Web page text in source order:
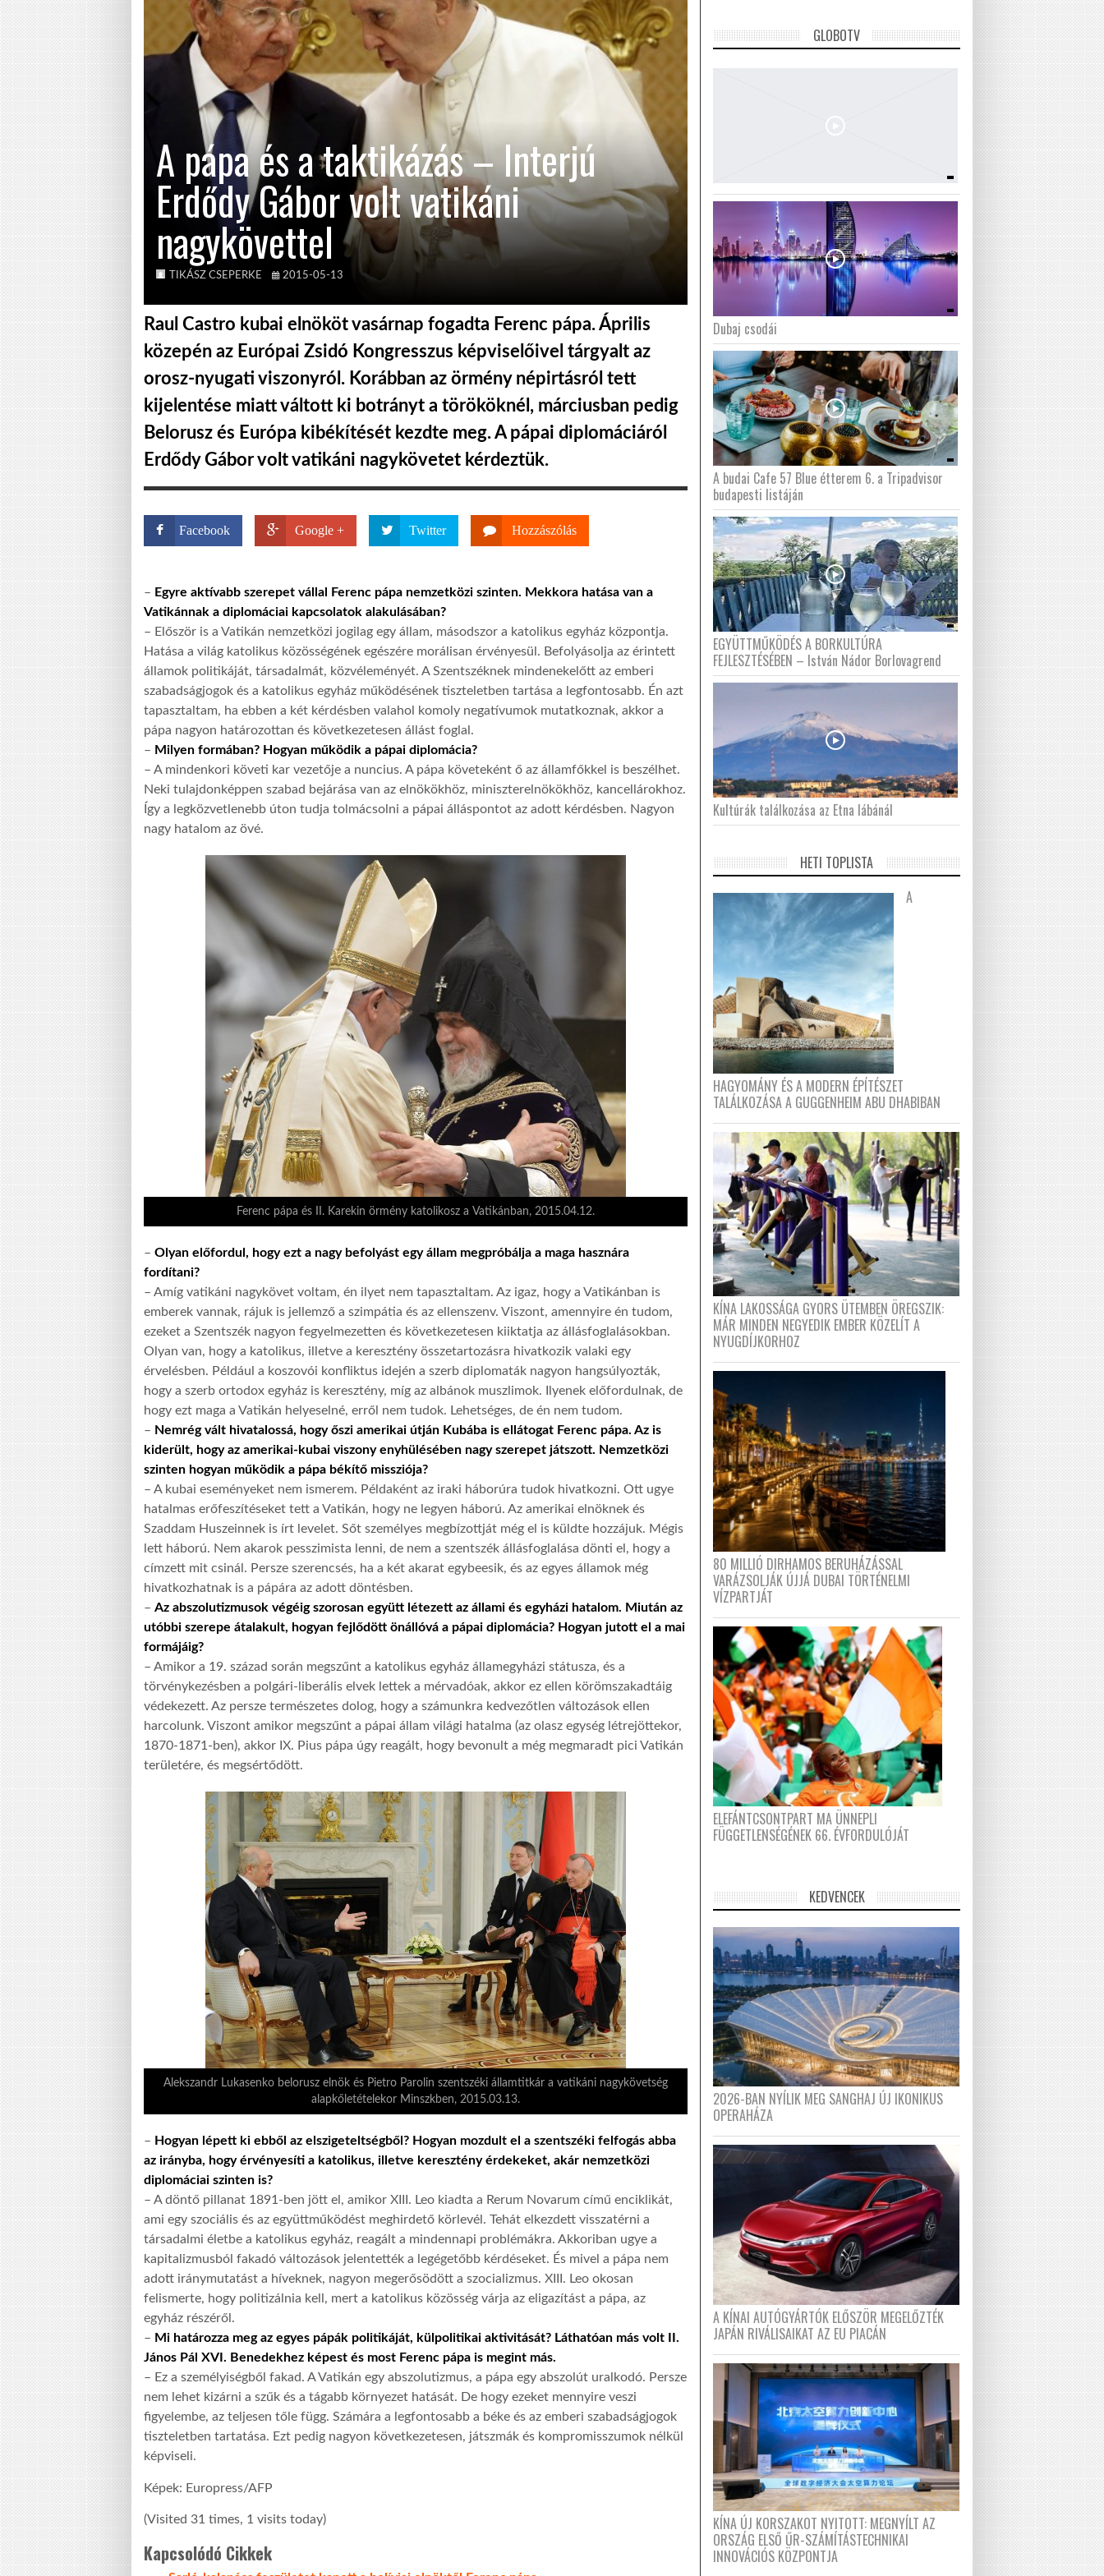
A pápa és a taktikázás – Interjú
Erdődy Gábor volt vatikáni
nagykövettel
TIKÁSZ CSEPERKE 2015-05-13
Raul Castro kubai elnököt vasárnap fogadta Ferenc pápa. Április
közepén az Európai Zsidó Kongresszus képviselőivel tárgyalt az
orosz-nyugati viszonyról. Korábban az örmény népirtásról tett
kijelentése miatt váltott ki botrányt a törököknél, márciusban pedig
Belorusz és Európa kibékítését kezdte meg. A pápai diplomáciáról
Erdődy Gábor volt vatikáni nagykövetet kérdeztük.
Facebook Google + Twitter Hozzászólás
– Egyre aktívabb szerepet vállal Ferenc pápa nemzetközi szinten. Mekkora hatása van a
Vatikánnak a diplomáciai kapcsolatok alakulásában?
– Először is a Vatikán nemzetközi jogilag egy állam, másodszor a katolikus egyház központja.
Hatása a világ katolikus közösségének egészére morálisan érvényesül. Befolyásolja az érintett
államok politikáját, társadalmát, közvéleményét. A Szentszéknek mindenekelőtt az emberi
szabadságjogok és a katolikus egyház működésének tiszteletben tartása a legfontosabb. Én azt
tapasztaltam, ha ebben a két kérdésben valahol komoly negatívumok mutatkoznak, akkor a
pápa nagyon határozottan és következetesen állást foglal.
– Milyen formában? Hogyan működik a pápai diplomácia?
– A mindenkori követi kar vezetője a nuncius. A pápa követeként ő az államfőkkel is beszélhet.
Neki tulajdonképpen szabad bejárása van az elnökökhöz, miniszterelnökökhöz, kancellárokhoz.
Így a legközvetlenebb úton tudja tolmácsolni a pápai álláspontot az adott kérdésben. Nagyon
nagy hatalom az övé.
Ferenc pápa és II. Karekin örmény katolikosz a Vatikánban, 2015.04.12.
– Olyan előfordul, hogy ezt a nagy befolyást egy állam megpróbálja a maga hasznára
fordítani?
– Amíg vatikáni nagykövet voltam, én ilyet nem tapasztaltam. Az igaz, hogy a Vatikánban is
emberek vannak, rájuk is jellemző a szimpátia és az ellenszenv. Viszont, amennyire én tudom,
ezeket a Szentszék nagyon fegyelmezetten és következetesen kiiktatja az állásfoglalásokban.
Olyan van, hogy a katolikus, illetve a keresztény összetartozásra hivatkozik valaki egy
érvelésben. Például a koszovói konfliktus idején a szerb diplomaták nagyon hangsúlyozták,
hogy a szerb ortodox egyház is keresztény, míg az albánok muszlimok. Ilyenek előfordulnak, de
hogy ezt maga a Vatikán helyeselné, erről nem tudok. Lehetséges, de én nem tudom.
– Nemrég vált hivatalossá, hogy őszi amerikai útján Kubába is ellátogat Ferenc pápa. Az is
kiderült, hogy az amerikai-kubai viszony enyhülésében nagy szerepet játszott. Nemzetközi
szinten hogyan működik a pápa békítő missziója?
– A kubai eseményeket nem ismerem. Példaként az iraki háborúra tudok hivatkozni. Ott ugye
hatalmas erőfeszítéseket tett a Vatikán, hogy ne legyen háború. Az amerikai elnöknek és
Szaddam Huszeinnek is írt levelet. Sőt személyes megbízottját még el is küldte hozzájuk. Mégis
lett háború. Nem akarok pesszimista lenni, de nem a szentszék állásfoglalása dönti el, hogy a
címzett mit csinál. Persze szerencsés, ha a két akarat egybeesik, és az egyes államok még
hivatkozhatnak is a pápára az adott döntésben.
– Az abszolutizmusok végéig szorosan együtt létezett az állami és egyházi hatalom. Miután az
utóbbi szerepe átalakult, hogyan fejlődött önállóvá a pápai diplomácia? Hogyan jutott el a mai
formájáig?
– Amikor a 19. század során megszűnt a katolikus egyház államegyházi státusza, és a
törvénykezésben a polgári-liberális elvek lettek a mérvadóak, akkor ez ellen körömszakadtáig
védekezett. Az persze természetes dolog, hogy a számunkra kedvezőtlen változások ellen
harcolunk. Viszont amikor megszűnt a pápai állam világi hatalma (az olasz egység létrejöttekor,
1870-1871-ben), akkor IX. Pius pápa úgy reagált, hogy bevonult a még megmaradt pici Vatikán
területére, és megsértődött.
Alekszandr Lukasenko belorusz elnök és Pietro Parolin szentszéki államtitkár a vatikáni nagykövetség
alapkőletételekor Minszkben, 2015.03.13.
– Hogyan lépett ki ebből az elszigeteltségből? Hogyan mozdult el a szentszéki felfogás abba
az irányba, hogy érvényesíti a katolikus, illetve keresztény érdekeket, akár nemzetközi
diplomáciai szinten is?
– A döntő pillanat 1891-ben jött el, amikor XIII. Leo kiadta a Rerum Novarum című enciklikát,
ami egy szociális és az együttműködést meghirdető körlevél. Tehát elkezdett visszatérni a
társadalmi életbe a katolikus egyház, reagált a mindennapi problémákra. Akkoriban ugye a
kapitalizmusból fakadó változások jelentették a legégetőbb kérdéseket. És mivel a pápa nem
adott iránymutatást a híveknek, nagyon megerősödött a szocializmus. XIII. Leo okosan
felismerte, hogy politizálnia kell, mert a katolikus közösség várja az eligazítást a pápa, az
egyház részéről.
– Mi határozza meg az egyes pápák politikáját, külpolitikai aktivitását? Láthatóan más volt II.
János Pál XVI. Benedekhez képest és most Ferenc pápa is megint más.
– Ez a személyiségből fakad. A Vatikán egy abszolutizmus, a pápa egy abszolút uralkodó. Persze
nem lehet kizárni a szűk és a tágabb környezet hatását. De hogy ezeket mennyire veszi
figyelembe, az teljesen tőle függ. Számára a legfontosabb a béke és az emberi szabadságjogok
tiszteletben tartatása. Ezt pedig nagyon következetesen, játszmák és kompromisszumok nélkül
képviseli.
Képek: Europress/AFP
(Visited 31 times, 1 visits today)
Kapcsolódó Cikkek
GLOBOTV
Dubaj csodái
A budai Cafe 57 Blue étterem 6. a Tripadvisor
budapesti listáján
EGYÜTTMŰKÖDÉS A BORKULTÚRA
FEJLESZTÉSÉBEN – István Nádor Borlovagrend
Kultúrák találkozása az Etna lábánál
HETI TOPLISTA
A
HAGYOMÁNY ÉS A MODERN ÉPÍTÉSZET
TALÁLKOZÁSA A GUGGENHEIM ABU DHABIBAN
KÍNA LAKOSSÁGA GYORS ÜTEMBEN ÖREGSZIK:
MÁR MINDEN NEGYEDIK EMBER KÖZELÍT A
NYUGDÍJKORHOZ
80 MILLIÓ DIRHAMOS BERUHÁZÁSSAL
VARÁZSOLJÁK ÚJJÁ DUBAI TÖRTÉNELMI
VÍZPARTJÁT
ELEFÁNTCSONTPART MA ÜNNEPLI
FÜGGETLENSÉGÉNEK 66. ÉVFORDULÓJÁT
KEDVENCEK
2026-BAN NYÍLIK MEG SANGHAJ ÚJ IKONIKUS
OPERAHÁZA
A KÍNAI AUTÓGYÁRTÓK ELŐSZÖR MEGELŐZTÉK
JAPÁN RIVÁLISAIKAT AZ EU PIACÁN
KÍNA ÚJ KORSZAKOT NYITOTT: MEGNYÍLT AZ
ORSZÁG ELSŐ ŰR-SZÁMÍTÁSTECHNIKAI
INNOVÁCIÓS KÖZPONTJA